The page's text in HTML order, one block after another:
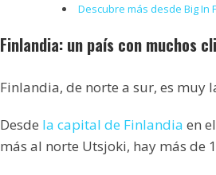
Descubre más desde Big In
Finlandia: un país con muchos
Finlandia, de norte a sur, es muy
Desde la capital de Finlandia en
más al norte Utsjoki, hay más de